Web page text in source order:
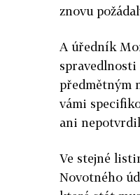
znovu
A úředník
spravedlnosti
předmětným
vámi
ani
Ve stejné
Novotného